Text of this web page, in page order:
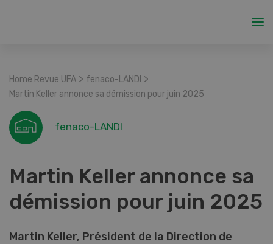
Home Revue UFA > fenaco-LANDI >
Martin Keller annonce sa démission pour juin 2025
fenaco-LANDI
Martin Keller annonce sa
démission pour juin 2025
Martin Keller, Président de la Direction de